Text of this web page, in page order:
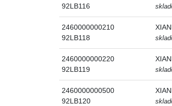
92LB116
2460000000210
92LB118
2460000000220
92LB119
2460000000500
92LB120